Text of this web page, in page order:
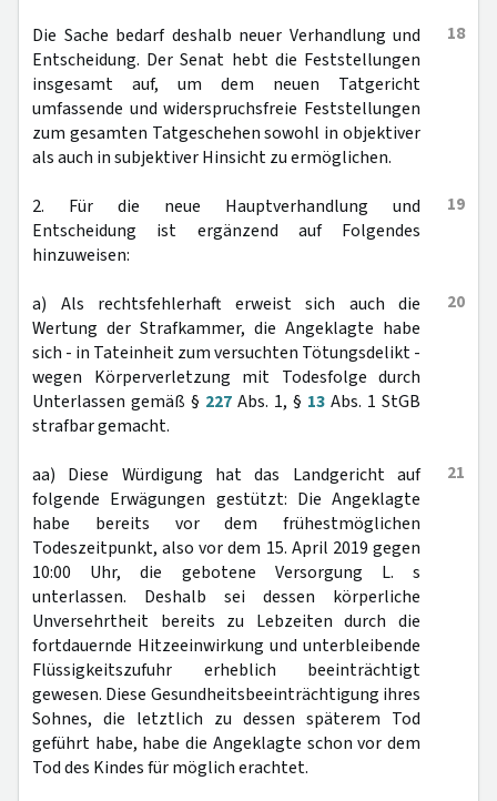
18
Die Sache bedarf deshalb neuer Verhandlung und
Entscheidung. Der Senat hebt die Feststellungen
insgesamt auf, um dem neuen Tatgericht
umfassende und widerspruchsfreie Feststellungen
zum gesamten Tatgeschehen sowohl in objektiver
als auch in subjektiver Hinsicht zu ermöglichen.
19
2. Für die neue Hauptverhandlung und
Entscheidung ist ergänzend auf Folgendes
hinzuweisen:
20
a) Als rechtsfehlerhaft erweist sich auch die
Wertung der Strafkammer, die Angeklagte habe
sich - in Tateinheit zum versuchten Tötungsdelikt -
wegen Körperverletzung mit Todesfolge durch
Unterlassen gemäß § 227 Abs. 1, § 13 Abs. 1 StGB
strafbar gemacht.
21
aa) Diese Würdigung hat das Landgericht auf
folgende Erwägungen gestützt: Die Angeklagte
habe bereits vor dem frühestmöglichen
Todeszeitpunkt, also vor dem 15. April 2019 gegen
10:00 Uhr, die gebotene Versorgung L. s
unterlassen. Deshalb sei dessen körperliche
Unversehrtheit bereits zu Lebzeiten durch die
fortdauernde Hitzeeinwirkung und unterbleibende
Flüssigkeitszufuhr erheblich beeinträchtigt
gewesen. Diese Gesundheitsbeeinträchtigung ihres
Sohnes, die letztlich zu dessen späterem Tod
geführt habe, habe die Angeklagte schon vor dem
Tod des Kindes für möglich erachtet.